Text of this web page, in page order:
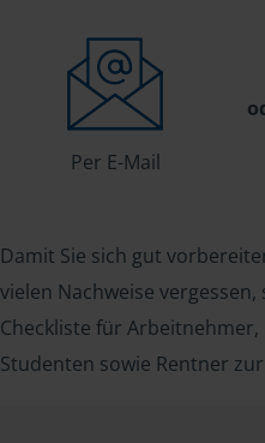
Per E-Mail
Damit Sie sich gut
vielen Nachweise
Checkliste für
Studenten sowie Rentner